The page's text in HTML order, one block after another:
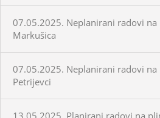
07.05.2025. Neplanirani radovi
Markušica
07.05.2025. Neplanirani radovi
Petrijevci
13.05.2025. Planirani radovi na